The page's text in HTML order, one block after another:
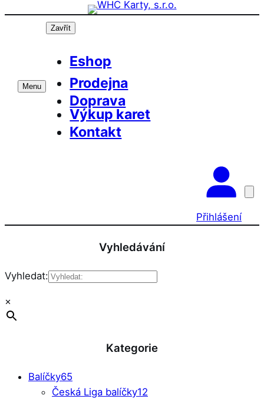
Přeskočit
Menu
Zavřít
Eshop
Prodejna
Doprava
Výkup karet
Kontakt
Přihlášení
Vyhledávání
Vyhledat:
×
Kategorie
Balíčky65
Česká Liga balíčky12
Prázdninová otevírací doba prodejny! PO a
ST 10-17, SO 11-15